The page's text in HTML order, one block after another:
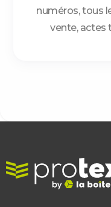
numéros, tous
vente, actes